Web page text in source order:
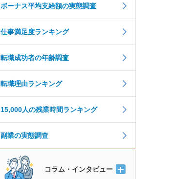
ボーナス平均支給額の実態調査
仕事満足度ランキング
転職成功者の年齢調査
転職理由ランキング
15,000人の残業時間ランキング
副業の実態調査
コラム・インタビュー